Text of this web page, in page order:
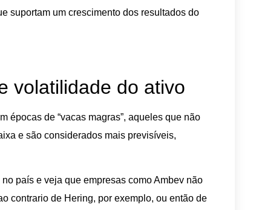
suportam um crescimento dos resultados do
volatilidade do ativo
épocas de “vacas magras”, aqueles que não
e são considerados mais previsíveis,
país e veja que empresas como Ambev não
contrario de Hering, por exemplo, ou então de